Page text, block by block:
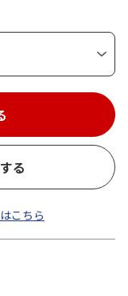
る
こちら